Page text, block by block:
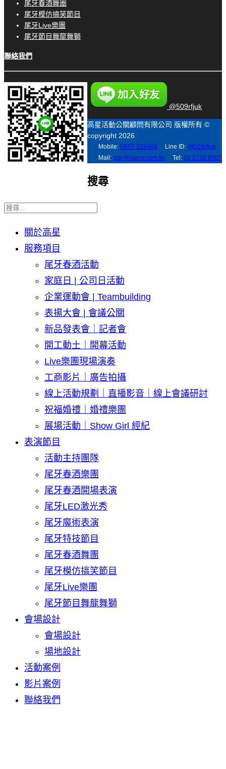
尾牙春酒舞團
尾牙模仿搞笑節目
尾牙Live樂團
尾牙節目舞龍舞獅
聯絡我們
@509rfjuk
高星活動公關顧問有限公司 版權所有 ©
copyright 2026
Mobile: 0937-918488 Line ID: @509rfjuk
Mail: star@starpr.com.tw Tel: 02 2738 8007
搜尋
關於高星
服務項目
尾牙春酒活動
家庭日 | 公司日活動
企業運動會 | Teambuilding
表揚大會 | 會議公關
新品發表會｜記者會
開工動土｜開幕活動
Live樂團現場演奏
工商影片｜廣告拍攝
線上活動規劃｜直播影音｜線上會議研討
祝福婚禮｜婚禮樂團
展場活動｜Show Girl 經紀
表演節目
活動主持團隊
尾牙春酒樂團
尾牙春酒開場表演
尾牙LED激光秀
尾牙魔術表演
尾牙特技節目
尾牙春酒舞團
尾牙模仿搞笑節目
尾牙Live樂團
尾牙節目舞龍舞獅
會場設計
會場設計
場地設計
活動案例
影片案例
聯絡我們